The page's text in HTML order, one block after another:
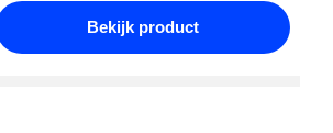
Bekijk product